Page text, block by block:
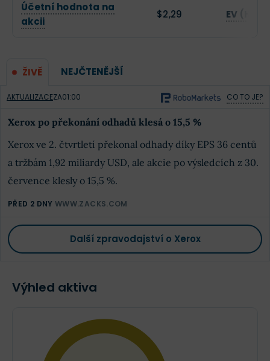
Účetní hodnota na
akcii
$2,29 EV
ŽIVĚ NEJČTENĚJŠÍ
AKTUALIZACEZA01:00 CO TO JE?
Xerox po překonání odhadů klesá o 15,5 %
Xerox ve 2. čtvrtletí překonal odhady díky EPS 36 centů
a tržbám 1,92 miliardy USD, ale akcie po výsledcích z 30.
července klesly o 15,5 %.
PŘED 2 DNY WWW.ZACKS.COM
Další zpravodajství o Xerox
Výhled aktiva